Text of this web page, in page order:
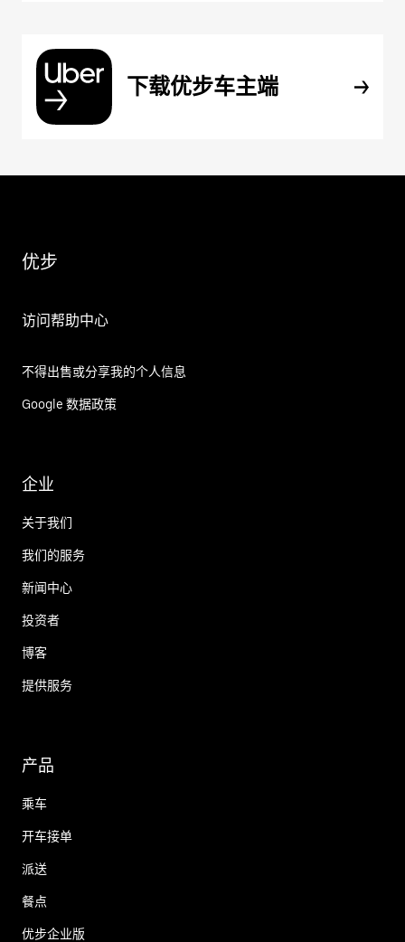
下载优步车主端
优步
访问帮助中心
不得出售或分享我的个人信息
Google 数据政策
企业
关于我们
我们的服务
新闻中心
投资者
博客
提供服务
产品
乘车
开车接单
派送
餐点
优步企业版